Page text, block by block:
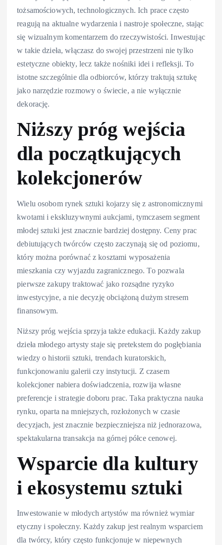
tożsamościowych, technologicznych. Ich prace często
reagują na aktualne wydarzenia i nastroje społeczne, stając
się wizualnym komentarzem do rzeczywistości. Inwestując
w takie dzieła, włączasz do swojej przestrzeni nie tylko
estetyczne obiekty, lecz także nośniki idei i refleksji. To
istotne szczególnie dla odbiorców, którzy traktują sztukę
jako narzędzie rozmowy o świecie, a nie wyłącznie
dekorację.
Niższy próg wejścia
dla początkujących
kolekcjonerów
Wielu osobom rynek sztuki kojarzy się z astronomicznymi
kwotami i ekskluzywnymi aukcjami, tymczasem segment
młodej sztuki jest znacznie bardziej dostępny. Ceny prac
debiutujących twórców często zaczynają się od poziomu,
który można porównać z kosztami wyposażenia
mieszkania czy wyjazdu zagranicznego. To pozwala
pierwsze zakupy traktować jako rozsądne ryzyko
inwestycyjne, a nie decyzję obciążoną dużym stresem
finansowym.
Niższy próg wejścia sprzyja także edukacji. Każdy zakup
dzieła młodego artysty staje się pretekstem do pogłębiania
wiedzy o historii sztuki, trendach kuratorskich,
funkcjonowaniu galerii czy instytucji. Z czasem
kolekcjoner nabiera doświadczenia, rozwija własne
preferencje i strategie doboru prac. Taka praktyczna nauka
rynku, oparta na mniejszych, rozłożonych w czasie
decyzjach, jest znacznie bezpieczniejsza niż jednorazowa,
spektakularna transakcja na górnej półce cenowej.
Wsparcie dla kultury
i ekosystemu sztuki
Inwestowanie w młodych artystów ma również wymiar
etyczny i społeczny. Każdy zakup jest realnym wsparciem
dla twórcy, który często funkcjonuje w niepewnych